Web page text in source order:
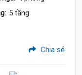
5 tầng
Chia sẻ